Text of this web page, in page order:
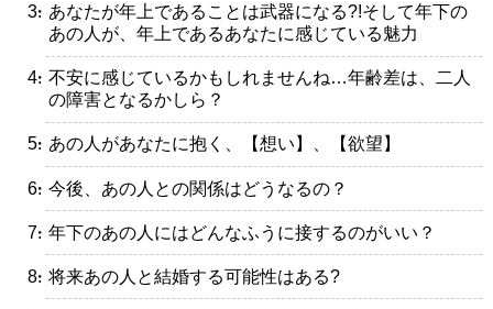
・あなたが年上であることは武器になる?!そして年下の
あの人が、年上であるあなたに感じている魅力
・不安に感じているかもしれませんね…年齢差は、二人
の障害となるかしら？
・あの人があなたに抱く、【想い】、【欲望】
・今後、あの人との関係はどうなるの？
・年下のあの人にはどんなふうに接するのがいい？
・将来あの人と結婚する可能性はある?